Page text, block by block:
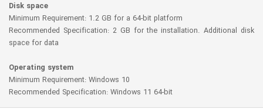
Disk space
Minimum Requirement: 1.2 GB for a 64-bit platform
Recommended Specification: 2 GB for the installation. Additional disk
space for data
Operating system
Minimum Requirement: Windows 10
Recommended Specification: Windows 11 64-bit